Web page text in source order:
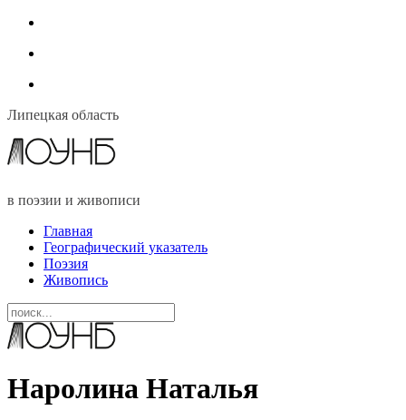
Липецкая область
в поэзии и живописи
Главная
Географический указатель
Поэзия
Живопись
Наролина Наталья